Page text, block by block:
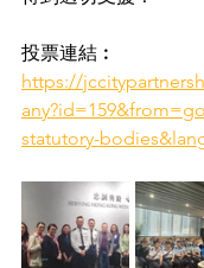
投票連結︰
https://
statutory-